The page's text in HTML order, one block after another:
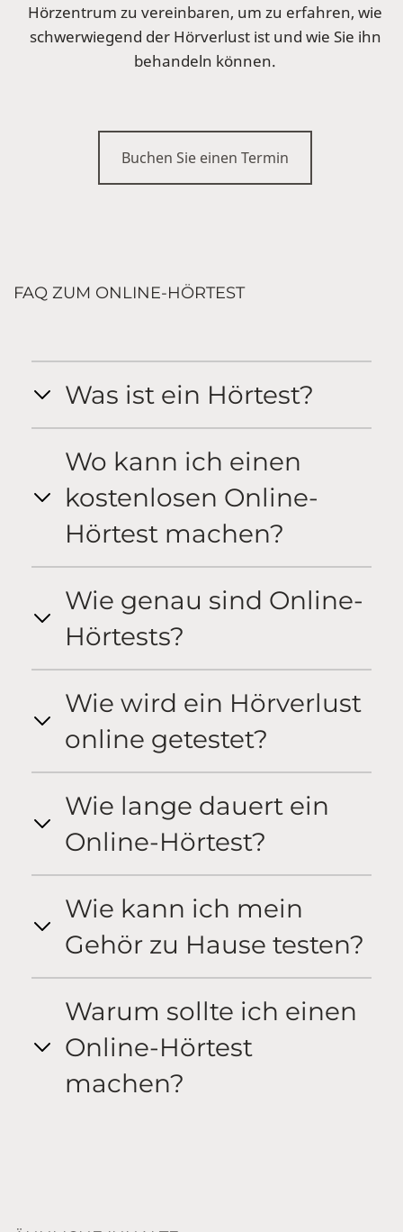
Hörzentrum zu vereinbaren, um zu erfahren, wie
schwerwiegend der Hörverlust ist und wie Sie ihn
behandeln können.
Buchen Sie einen Termin
FAQ ZUM ONLINE-HÖRTEST
Was ist ein Hörtest?
Wo kann ich einen
kostenlosen Online-
Hörtest machen?
Wie genau sind Online-
Hörtests?
Wie wird ein Hörverlust
online getestet?
Wie lange dauert ein
Online-Hörtest?
Wie kann ich mein
Gehör zu Hause testen?
Warum sollte ich einen
Online-Hörtest
machen?